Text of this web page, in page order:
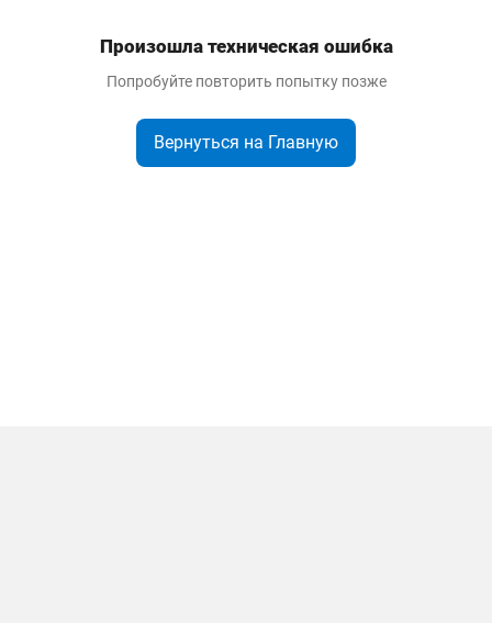
Произошла техническая ошибка
Попробуйте повторить попытку позже
Вернуться на Главную